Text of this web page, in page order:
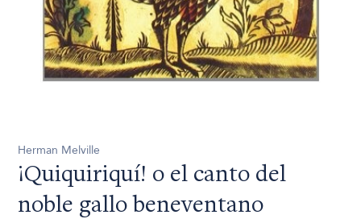
Herman Melville
¡Quiquiriquí! o el canto del
noble gallo beneventano